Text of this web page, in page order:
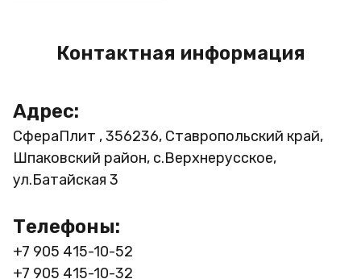
Контактная информация
Адрес:
СфераПлит , 356236, Ставропольский край,
Шпаковский район, с.Верхнерусское,
ул.Батайская 3
Телефоны:
+7 905 415-10-52
+7 905 415-10-32